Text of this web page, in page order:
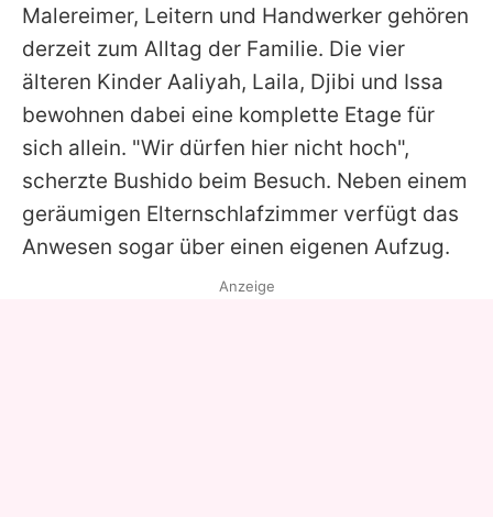
Malereimer, Leitern und Handwerker gehören
derzeit zum Alltag der Familie. Die vier
älteren Kinder Aaliyah, Laila, Djibi und Issa
bewohnen dabei eine komplette Etage für
sich allein. "Wir dürfen hier nicht hoch",
scherzte Bushido beim Besuch. Neben einem
geräumigen Elternschlafzimmer verfügt das
Anwesen sogar über einen eigenen Aufzug.
Anzeige